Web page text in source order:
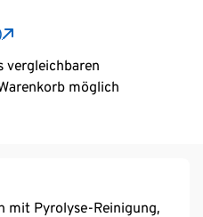
vergleichbaren
möglich
mit Pyrolyse-Reinigung,